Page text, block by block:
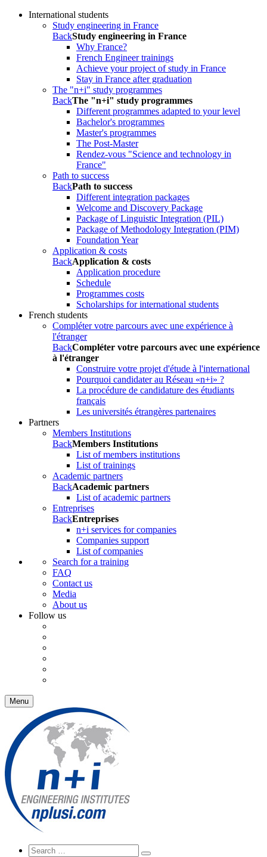
International students
Study engineering in France
BackStudy engineering in France
Why France?
French Engineer trainings
Achieve your project of study in France
Stay in France after graduation
The "n+i" study programmes
BackThe "n+i" study programmes
Different programmes adapted to your level
Bachelor's programmes
Master's programmes
The Post-Master
Rendez-vous "Science and technology in
France"
Path to success
BackPath to success
Different integration packages
Welcome and Discovery Package
Package of Linguistic Integration (PIL)
Package of Methodology Integration (PIM)
Foundation Year
Application & costs
BackApplication & costs
Application procedure
Schedule
Programmes costs
Scholarships for international students
French students
Compléter votre parcours avec une expérience à
l'étranger
BackCompléter votre parcours avec une expérience
à l'étranger
Construire votre projet d'étude à l'international
Pourquoi candidater au Réseau «n+i» ?
La procédure de candidature des étudiants
français
Les universités étrangères partenaires
Partners
Members Institutions
BackMembers Institutions
List of members institutions
List of trainings
Academic partners
BackAcademic partners
List of academic partners
Entreprises
BackEntreprises
n+i services for companies
Companies support
List of companies
Search for a training
FAQ
Contact us
Media
About us
Follow us
Menu